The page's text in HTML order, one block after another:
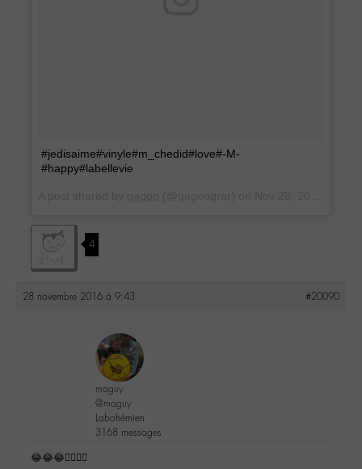
#jedisaime#vinyle#m_chedid#love#-M-
#happy#labellevie
4
28 novembre 2016 à 9:43 #20090
maguy
@maguy
Labohémien
3168 messages
😂😂😂👌🏼👍🏼